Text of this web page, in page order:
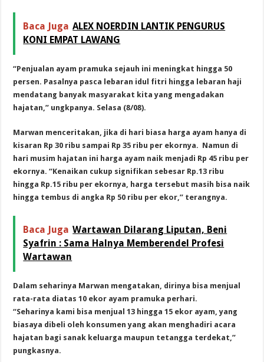
Baca Juga ALEX NOERDIN LANTIK PENGURUS
KONI EMPAT LAWANG
“Penjualan ayam pramuka sejauh ini meningkat hingga 50
persen. Pasalnya pasca lebaran idul fitri hingga lebaran haji
mendatang banyak masyarakat kita yang mengadakan
hajatan,” ungkpanya. Selasa (8/08).
Marwan menceritakan, jika di hari biasa harga ayam hanya di
kisaran Rp 30 ribu sampai Rp 35 ribu per ekornya. Namun di
hari musim hajatan ini harga ayam naik menjadi Rp 45 ribu per
ekornya. “Kenaikan cukup signifikan sebesar Rp.13 ribu
hingga Rp.15 ribu per ekornya, harga tersebut masih bisa naik
hingga tembus di angka Rp 50 ribu per ekor,” terangnya.
Baca Juga Wartawan Dilarang Liputan, Beni
Syafrin : Sama Halnya Memberendel Profesi
Wartawan
Dalam seharinya Marwan mengatakan, dirinya bisa menjual
rata-rata diatas 10 ekor ayam pramuka perhari.
“Seharinya kami bisa menjual 13 hingga 15 ekor ayam, yang
biasaya dibeli oleh konsumen yang akan menghadiri acara
hajatan bagi sanak keluarga maupun tetangga terdekat,”
pungkasnya.